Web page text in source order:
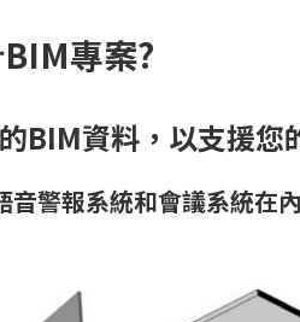
專案?
BIM資料，以支援您
音警報系統和會議系統在